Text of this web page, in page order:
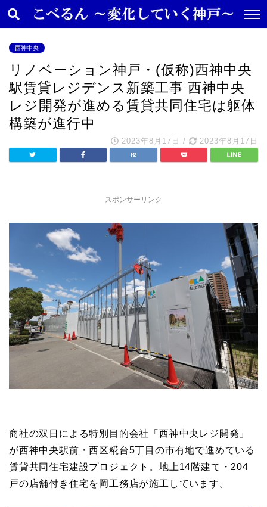
西神中央
リノベーション神戸・(仮称)西神中央
駅賃貸レジデンス新築工事 西神中央
レジ開発が進める賃貸共同住宅は躯体
構築が進行中
2023年8月17日 / 2023年8月17日
スポンサーリンク
商社の双日による特別目的会社「西神中央レジ開発」
が西神中央駅前・西区糀台5丁目の市有地で進めている
賃貸共同住宅建設プロジェクト。地上14階建て・204
戸の店舗付き住宅を岡工務店が施工しています。